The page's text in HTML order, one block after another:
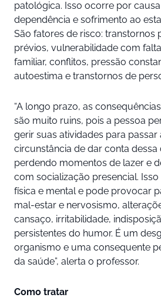
patológica. Isso ocorre por
dependência e sofrimento ao
São fatores de risco: transtornos
prévios, vulnerabilidade com
familiar, conflitos, pressão
autoestima e transtornos de
“A longo prazo, as
são muito ruins, pois a pessoa
gerir suas atividades para passar
circunstância de dar conta dessa
perdendo momentos de lazer e
com socialização presencial.
física e mental e pode provocar
mal-estar e nervosismo,
cansaço, irritabilidade,
persistentes do humor. É um
organismo e uma consequente
da saúde”, alerta o professor.
Como tratar